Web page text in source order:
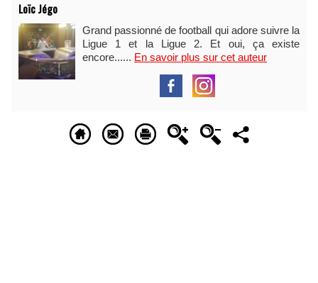
Loïc Jégo
Grand passionné de football qui adore suivre la
Ligue 1 et la Ligue 2. Et oui, ça existe
encore...... En savoir plus sur cet auteur